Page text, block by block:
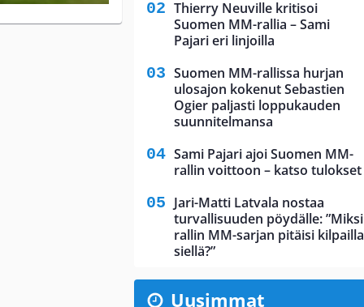
Thierry Neuville kritisoi
Suomen MM-rallia – Sami
Pajari eri linjoilla
Suomen MM-rallissa hurjan
ulosajon kokenut Sebastien
Ogier paljasti loppukauden
suunnitelmansa
Sami Pajari ajoi Suomen MM-
rallin voittoon – katso tulokset
Jari-Matti Latvala nostaa
turvallisuuden pöydälle: ”Miksi
rallin MM-sarjan pitäisi kilpailla
siellä?”
Uusimmat